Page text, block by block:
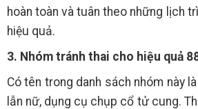
hoàn toàn và tuân theo những lịch
hiệu quả.
3. Nhóm tránh thai cho hiệu quả
Có tên trong danh sách nhóm này
lẫn nữ, dụng cụ chụp cổ tử cung.